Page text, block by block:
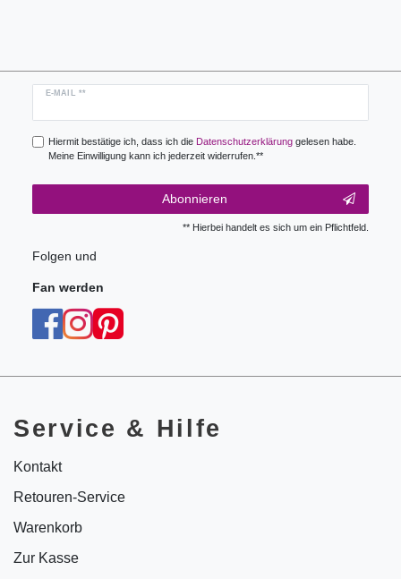
E-MAIL **
Newsletter
Hiermit bestätige ich, dass ich die Daten­schutz­erklärunggelesen habe.
Meine Einwilligung kann ich jederzeit widerrufen.**
Abonnieren
** Hierbei handelt es sich um ein Pflichtfeld.
Folgen und
Fan werden
Service & Hilfe
Kontakt
Retouren-Service
Warenkorb
Zur Kasse